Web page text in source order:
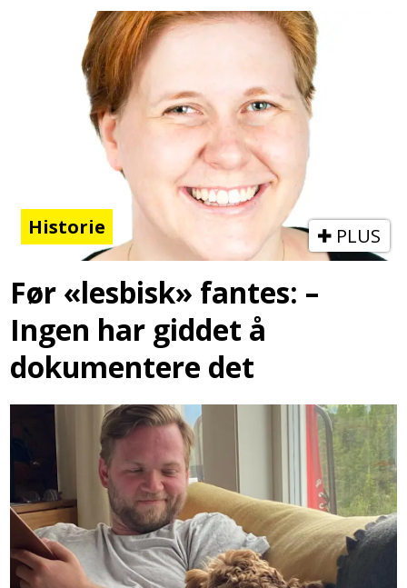
Historie PLUS
Før «lesbisk» fantes: –
Ingen har giddet å
dokumentere det